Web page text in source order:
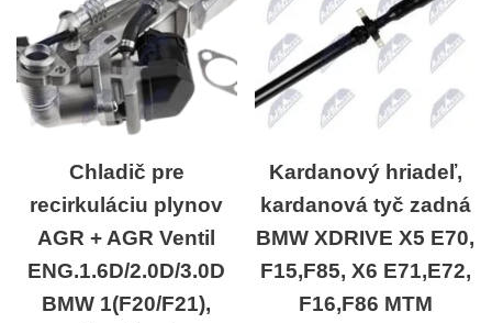
Chladič pre
recirkuláciu plynov
AGR + AGR Ventil
ENG.1.6D/2.0D/3.0D
BMW 1(F20/F21),
Kardanový hriadeľ,
kardanová tyč zadná
BMW XDRIVE X5 E70,
F15,F85, X6 E71,E72,
F16,F86 MTM